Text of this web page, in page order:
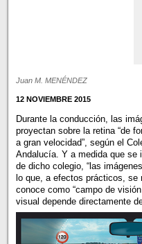
Juan M. MENÉNDEZ
12 NOVIEMBRE 2015
Durante la conducción, las
proyectan sobre la retina “de
a gran velocidad”, según el
Andalucía. Y a medida que se
de dicho colegio, “las
lo que, a efectos prácticos,
conoce como “campo de
visual depende directamente